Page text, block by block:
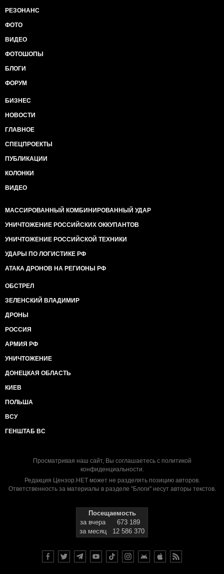
РЕЗОНАНС
ФОТО
ВИДЕО
ФОТОШОПЫ
БЛОГИ
ФОРУМ
БИЗНЕС
НОВОСТИ
ГЛАВНОЕ
СПЕЦПРОЕКТЫ
ПУБЛИКАЦИИ
КОЛОНКИ
ВИДЕО
МАССИРОВАННЫЙ КОМБИНИРОВАННЫЙ УДАР
УНИЧТОЖЕНИЕ РОССИЙСКИХ ОККУПАНТОВ
УНИЧТОЖЕНИЕ РОССИЙСКОЙ ТЕХНИКИ
УДАРЫ ПО ЛОГИСТИКЕ РФ
АТАКА ДРОНОВ НА РЕГИОНЫ РФ
ОБСТРЕЛ
ЗЕЛЕНСКИЙ ВЛАДИМИР
ДРОНЫ
РОССИЯ
АРМИЯ РФ
УНИЧТОЖЕНИЕ
ДОНЕЦКАЯ ОБЛАСТЬ
КИЕВ
ПОЛЬША
ВСУ
ГЕНШТАБ ВС
Просматривая наш сайт, Вы соглашаетесь с политикой
конфиденциальности.
Редакция Цензор.НЕТ может не разделять позицию авторов.
Ответственность за материалы в разделе "Блоги" несут авторы текстов.
Посещаемость
за вчера
673 189
за месяц
12 586 370